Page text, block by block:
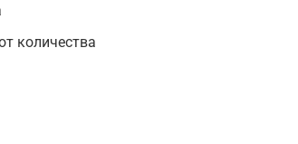
количества